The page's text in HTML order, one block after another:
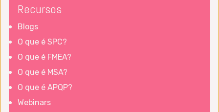
Recursos
Blogs
O que é SPC?
O que é FMEA?
O que é MSA?
O que é APQP?
Webinars